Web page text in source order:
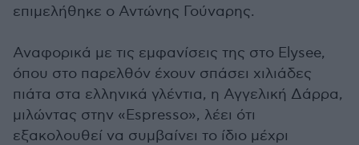
επιμελήθηκε ο Αντώνης Γούναρης.
Αναφορικά με τις εμφανίσεις της στο Elysee,
όπου στο παρελθόν έχουν σπάσει χιλιάδες
πιάτα στα ελληνικά γλέντια, η Αγγελική Δάρρα,
μιλώντας στην «Espresso», λέει ότι
εξακολουθεί να συμβαίνει το ίδιο μέχρι